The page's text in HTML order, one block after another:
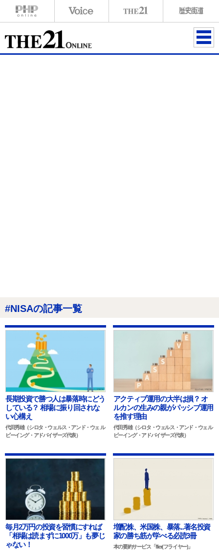
#NISAの記事一覧
長期投資で勝つ人は暴落時にどう
している？ 相場に振り回されな
い心構え
代田秀雄（シロタ・ウェルス・アンド・ウェ ル
ビーイング・アドバイザーズ代表）
アクティブ運用の大半は損？ オ
ルカンの生みの親がパッシブ運用
を推す理由
代田秀雄（シロタ・ウェルス・アンド・ウェ ル
ビーイング・アドバイザーズ代表）
毎月2万円の投資を習慣にすれば
「相場は読まずに1000万」も夢じ
ゃない！
増配株、米国株、暴落...著名投資
家の勝ち筋が学べる必読3冊
本の要約サービス「flier(フライヤー)」